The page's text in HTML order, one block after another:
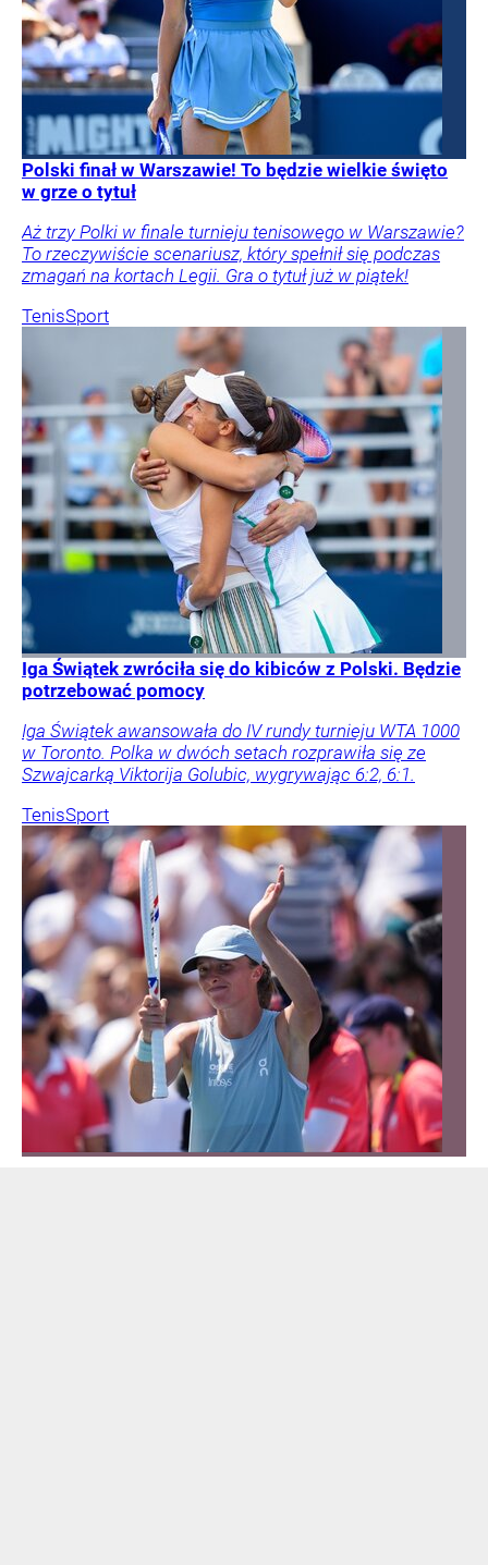
Polski finał w Warszawie! To będzie wielkie święto
w grze o tytuł
Aż trzy Polki w finale turnieju tenisowego w Warszawie?
To rzeczywiście scenariusz, który spełnił się podczas
zmagań na kortach Legii. Gra o tytuł już w piątek!
TenisSport
Iga Świątek zwróciła się do kibiców z Polski. Będzie
potrzebować pomocy
Iga Świątek awansowała do IV rundy turnieju WTA 1000
w Toronto. Polka w dwóch setach rozprawiła się ze
Szwajcarką Viktorija Golubic, wygrywając 6:2, 6:1.
TenisSport